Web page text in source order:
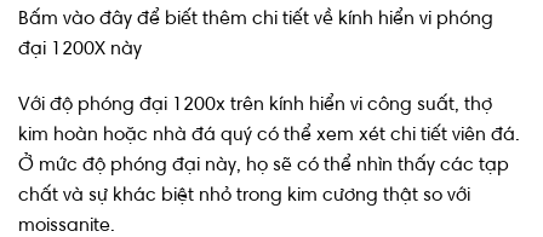
Bấm vào đây để biết thêm chi tiết về kính hiển vi phóng
đại 1200X này
Với độ phóng đại 1200x trên kính hiển vi công suất, thợ
kim hoàn hoặc nhà đá quý có thể xem xét chi tiết viên đá.
Ở mức độ phóng đại này, họ sẽ có thể nhìn thấy các tạp
chất và sự khác biệt nhỏ trong kim cương thật so với
moissanite.